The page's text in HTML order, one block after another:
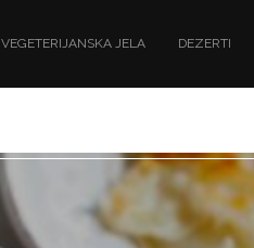
VEGETERIJANSKA JELA DEZERTI